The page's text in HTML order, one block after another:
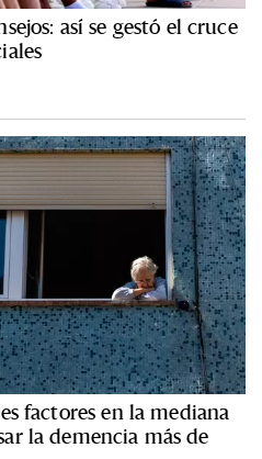
así se gestó el cruce
factores en la mediana
la demencia más de